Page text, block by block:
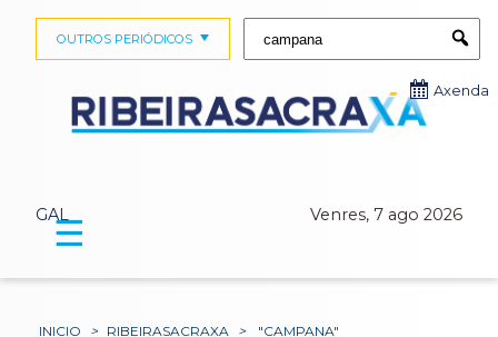
GAL Venres, 7 ago 2026
OUTROS PERIÓDICOS
Axenda
☰
INICIO > RIBEIRASACRAXA > "CAMPANA"